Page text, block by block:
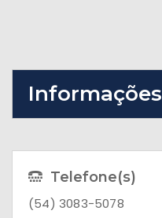
Informações
Telefone(s)
(54) 3083-5078